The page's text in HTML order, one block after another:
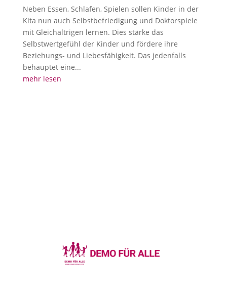
Neben Essen, Schlafen, Spielen sollen Kinder in der
Kita nun auch Selbstbefriedigung und Doktorspiele
mit Gleichaltrigen lernen. Dies stärke das
Selbstwertgefühl der Kinder und fördere ihre
Beziehungs- und Liebesfähigkeit. Das jedenfalls
behauptet eine...
mehr lesen